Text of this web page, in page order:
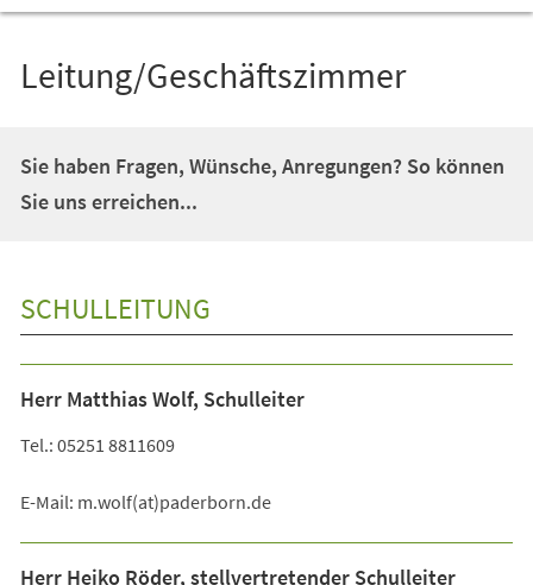
Leitung/Geschäftszimmer
Sie haben Fragen, Wünsche, Anregungen? So können
Sie uns erreichen...
SCHULLEITUNG
Herr Matthias Wolf, Schulleiter
Tel.: 05251 8811609
E-Mail: m.wolf(at)paderborn.de
Herr Heiko Röder, stellvertretender Schulleiter